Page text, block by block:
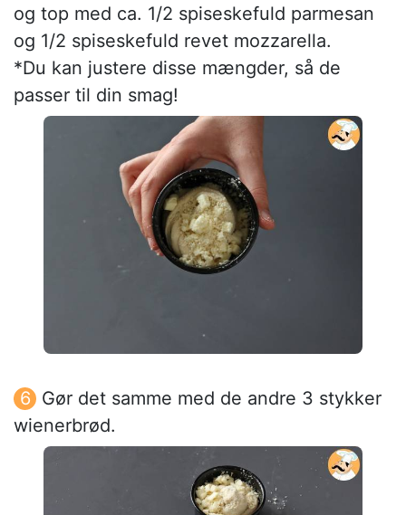
og top med ca. 1/2 spiseskefuld parmesan
og 1/2 spiseskefuld revet mozzarella.
*Du kan justere disse mængder, så de
passer til din smag!
Gør det samme med de andre 3 stykker
wienerbrød.